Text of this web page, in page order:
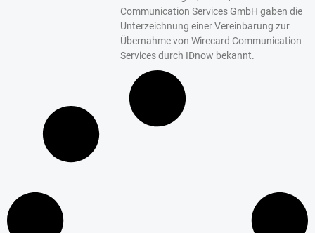
Communication Services GmbH gaben die
Unterzeichnung einer Vereinbarung zur
Übernahme von Wirecard Communication
Services durch IDnow bekannt.